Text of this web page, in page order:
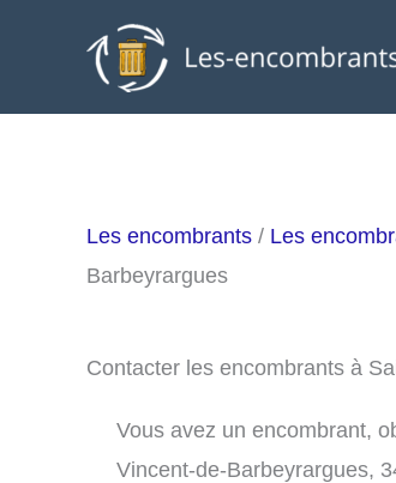
Les encombrants / Les
Barbeyrargues
Contacter les encombrants à
Vous avez un encombrant,
Vincent-de-Barbeyrargues,